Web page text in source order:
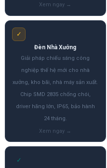
✓
Đèn Nhà Xưởng
Giải pháp chiếu sáng công
nghiệp thế hệ mới cho nhà
xưởng, kho bãi, nhà máy sản xuất.
Chip SMD 2835 chống chói,
driver hãng lớn, IP65, bảo hành
24 tháng.
✓